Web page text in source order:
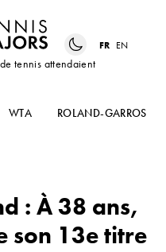
tennis attendaient
FR EN
WTA ROLAND-GARROS
: À 38 ans,
son 13e titre